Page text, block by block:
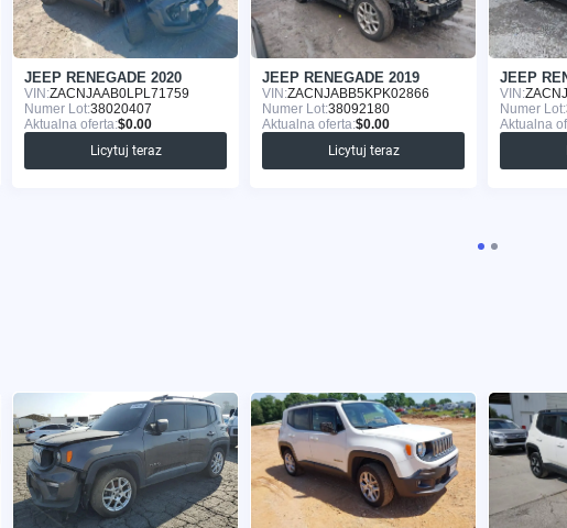
JEEP RENEGADE 2020
VIN:ZACNJAAB0LPL71759
Numer Lot:38020407
Aktualna oferta:$0.00
Licytuj teraz
JEEP RENEGADE 2019
VIN:ZACNJABB5KPK02866
Numer Lot:38092180
Aktualna oferta:$0.00
Licytuj teraz
JEEP
VIN:
Numer Lot:
Aktualna